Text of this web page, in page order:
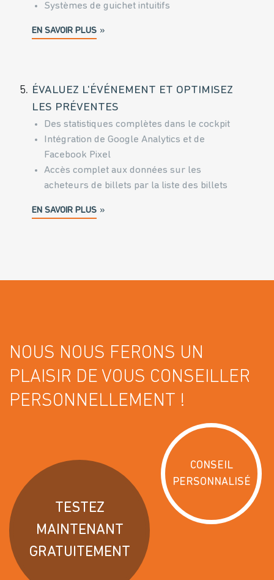
Systèmes de guichet intuitifs
EN SAVOIR PLUS
5. ÉVALUEZ L'ÉVÉNEMENT ET OPTIMISEZ
LES PRÉVENTES
Des statistiques complètes dans le cockpit
Intégration de Google Analytics et de
Facebook Pixel
Accès complet aux données sur les
acheteurs de billets par la liste des billets
EN SAVOIR PLUS
NOUS NOUS FERONS UN
PLAISIR DE VOUS CONSEILLER
PERSONNELLEMENT !
TESTEZ
MAINTENANT
GRATUITEMENT
CONSEIL
PERSONNALISÉ